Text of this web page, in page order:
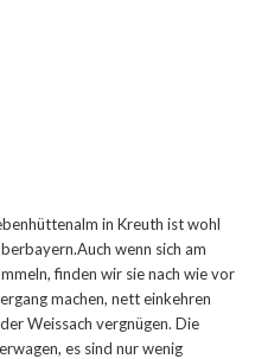
in Kreuth ist wohl
wenn sich am
finden wir sie nach wie vor
machen, nett einkehren
Weissach vergnügen. Die
es sind nur wenig